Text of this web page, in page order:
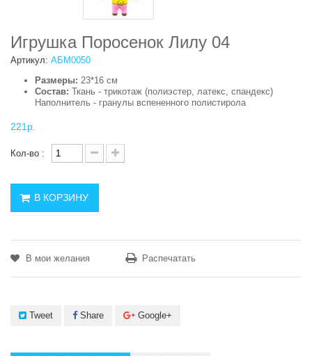
Игрушка Поросенок Лилу 04
Артикул: АБМ0050
Размеры: 23*16 см
Состав: Ткань - трикотаж (полиэстер, латекс, спандекс)
Наполнитель - гранулы вспененного полистирола
221р.
Кол-во :
В КОРЗИНУ
В мои желания Распечатать
Tweet Share Google+